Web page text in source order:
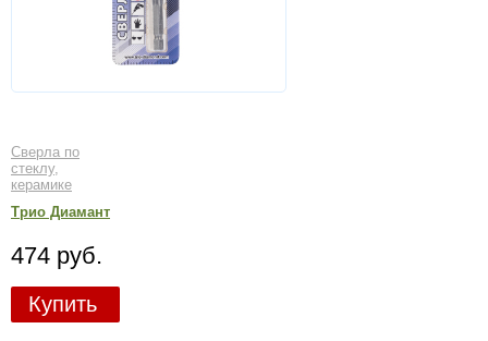
Сверла по
стеклу,
керамике
Трио Диамант
474 руб.
Купить